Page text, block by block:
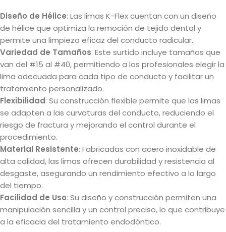
Diseño de Hélice: Las limas K-Flex cuentan con un diseño
de hélice que optimiza la remoción de tejido dental y
permite una limpieza eficaz del conducto radicular.
Variedad de Tamaños: Este surtido incluye tamaños que
van del #15 al #40, permitiendo a los profesionales elegir la
lima adecuada para cada tipo de conducto y facilitar un
tratamiento personalizado.
Flexibilidad: Su construcción flexible permite que las limas
se adapten a las curvaturas del conducto, reduciendo el
riesgo de fractura y mejorando el control durante el
procedimiento.
Material Resistente: Fabricadas con acero inoxidable de
alta calidad, las limas ofrecen durabilidad y resistencia al
desgaste, asegurando un rendimiento efectivo a lo largo
del tiempo.
Facilidad de Uso: Su diseño y construcción permiten una
manipulación sencilla y un control preciso, lo que contribuye
a la eficacia del tratamiento endodóntico.